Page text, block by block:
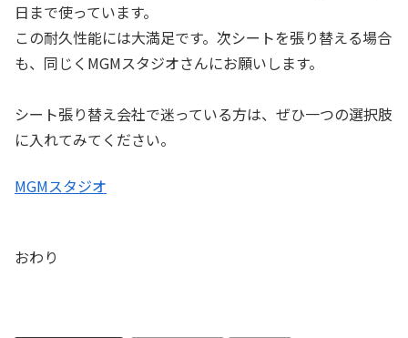
日まで使っています。
この耐久性能には大満足です。次シートを張り替える場合
も、同じくMGMスタジオさんにお願いします。
シート張り替え会社で迷っている方は、ぜひ一つの選択肢
に入れてみてください。
MGMスタジオ
おわり